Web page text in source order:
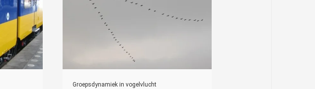
Groepsdynamiek in vogelvlucht